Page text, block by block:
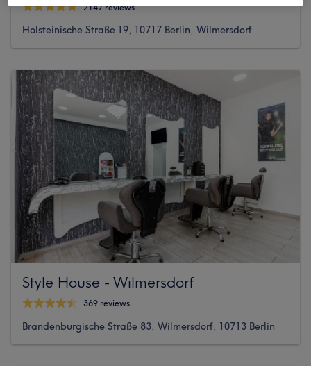
2147 reviews
Holsteinische Straße 19, 10717 Berlin, Wilmersdorf
Style House - Wilmersdorf
369 reviews
Brandenburgische Straße 83, Wilmersdorf, 10713 Berlin